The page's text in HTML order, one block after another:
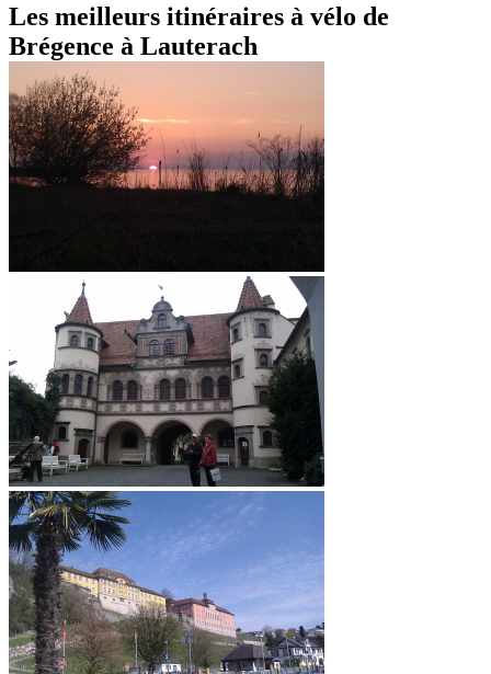
Les meilleurs itinéraires à vélo de
Brégence à Lauterach